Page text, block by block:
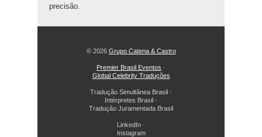
precisão.
© 2026 Grupo Catena & Castro
Premier Brasil Eventos ·
Global Celebrity Traduções
Tradução Simultânea Brasil ·
Intérpretes Brasil ·
Tradução Juramentada Brasil
LinkedIn ·
Instagram